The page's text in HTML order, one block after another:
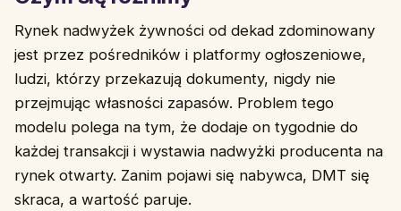
Rynek nadwyżek żywności od dekad zdominowany
jest przez pośredników i platformy ogłoszeniowe,
ludzi, którzy przekazują dokumenty, nigdy nie
przejmując własności zapasów. Problem tego
modelu polega na tym, że dodaje on tygodnie do
każdej transakcji i wystawia nadwyżki producenta na
rynek otwarty. Zanim pojawi się nabywca, DMT się
skraca, a wartość paruje.